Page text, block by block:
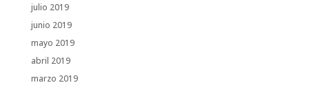
julio 2019
junio 2019
mayo 2019
abril 2019
marzo 2019